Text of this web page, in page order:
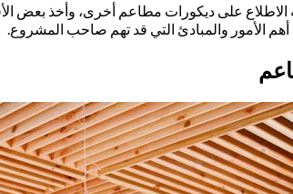
الاطلاع على ديكورات مطاعم أخرى، وأخذ بعض
الأمور والمبادئ التي قد تهم صاحب المشروع.